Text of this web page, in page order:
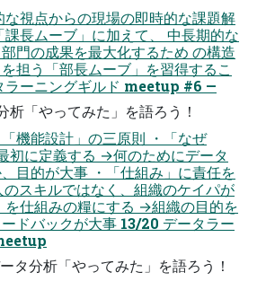
な視点からの現場の即時的な課題解
長ムーブ」に加えて、 中長期的な
門の成果を最大化するため の構造
担う「部長ムーブ」を習得するこ
ラーニングギルド meetup #6 —
析「やってみた」を語ろう！
機能設計」の三原則 ・「なぜ
初に定義する →何のためにデータ
目的が大事 ・「仕組み」に責任を
スキルではなく、組織のケイパが
を仕組みの糧にする →組織の目的を
ドバックが大事 13/20 データラー
タ分析「やってみた」を語ろう！